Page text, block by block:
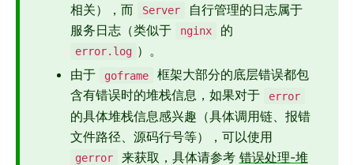
相关），而
Server
自行管理的日志属于
服务日志（类似于
nginx 的
error.log ）。
由于
goframe
框架大部分的底层错误都包
含有错误时的堆栈信息，如果对于
error
的具体堆栈信息感兴趣（具体调用链、报错
文件路径、源码行号等），可以使用
gerror 来获取，具体请参考 错误处理-堆